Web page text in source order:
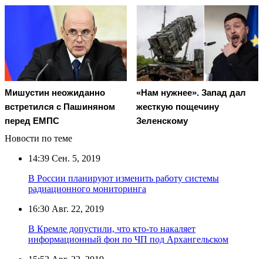
Мишустин неожиданно
встретился с Пашиняном
перед ЕМПС
«Нам нужнее». Запад дал
жесткую пощечину
Зеленскому
Новости по теме
14:39 Сен. 5, 2019
В России планируют изменить работу системы
радиационного мониторинга
16:30 Авг. 22, 2019
В Кремле допустили, что кто-то накаляет
информационный фон по ЧП под Архангельском